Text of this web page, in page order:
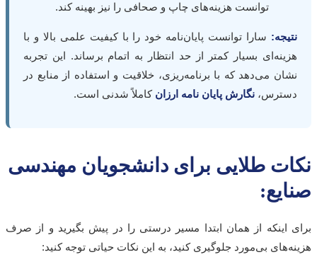
توانست هزینه‌های چاپ و صحافی را نیز بهینه کند.
سارا توانست پایان‌نامه خود را با کیفیت علمی بالا و با
بسیار کمتر از حد انتظار به اتمام برساند. این تجربه
می‌دهد که با برنامه‌ریزی، خلاقیت و استفاده از منابع در
نگارش پایان نامه ارزان کاملاً شدنی است.
طلایی برای دانشجویان مهندسی
اینکه از همان ابتدا مسیر درستی را در پیش بگیرید و از صرف
بی‌مورد جلوگیری کنید، به این نکات حیاتی توجه کنید: